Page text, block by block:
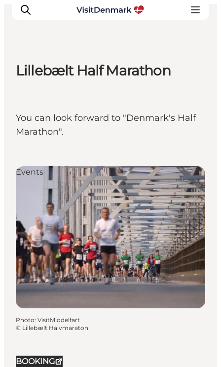
Quoi faire
Hébergements
Lillebælt Half Marathon
You can look forward to "Denmark's Half
Marathon".
BOOKING
Events
Photo: VisitMiddelfart
© Lillebælt Halvmaraton